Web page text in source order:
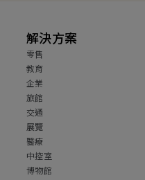
解決方案
零售
教育
企業
旅館
交通
展覽
醫療
中控室
博物館